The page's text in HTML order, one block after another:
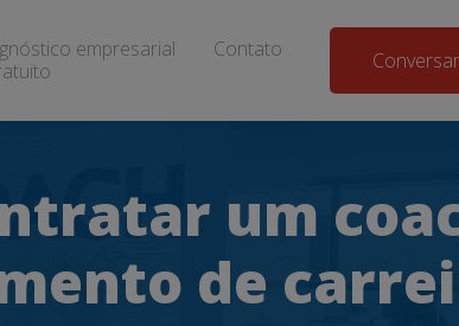
empresarial
Contato
um
de